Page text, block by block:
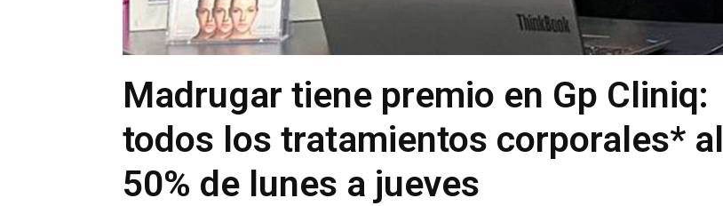
Madrugar tiene premio en Gp Cliniq:
todos los tratamientos corporales* al
50% de lunes a jueves